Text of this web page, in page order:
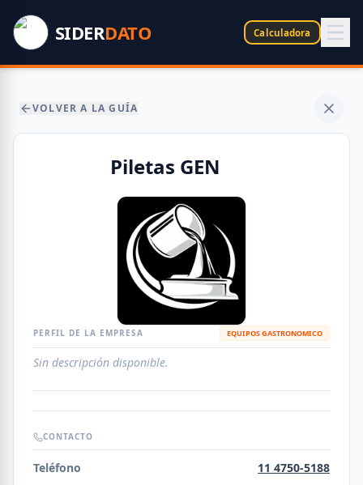
SIDERDATO Calculadora
VOLVER A LA GUÍA
Piletas GEN
PERFIL DE LA EMPRESA EQUIPOS GASTRONOMICO
Sin descripción disponible.
CONTACTO
Teléfono 11 4750-5188